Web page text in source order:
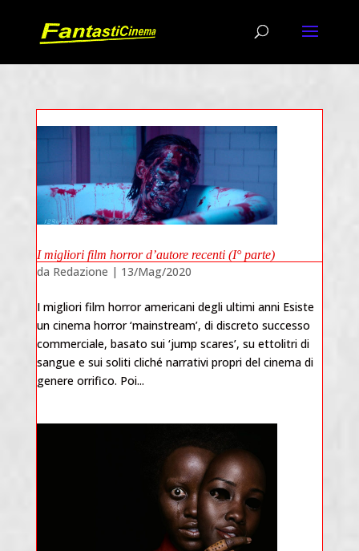
I migliori film horror d’autore recenti (I° parte)
da Redazione | 13/Mag/2020
I migliori film horror americani degli ultimi anni Esiste
un cinema horror ‘mainstream’, di discreto successo
commerciale, basato sui ‘jump scares’, su ettolitri di
sangue e sui soliti cliché narrativi propri del cinema di
genere orrifico. Poi...